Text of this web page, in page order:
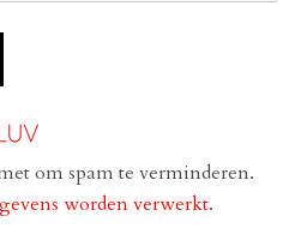
om spam te verminderen.
worden verwerkt.